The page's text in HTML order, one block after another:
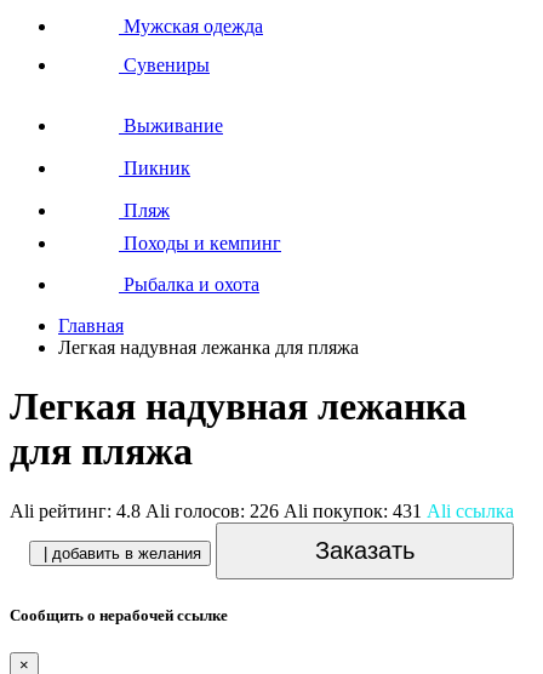
Мужская одежда
Сувениры
Выживание
Пикник
Пляж
Походы и кемпинг
Рыбалка и охота
Главная
Легкая надувная лежанка для пляжа
Легкая надувная лежанка
для пляжа
Ali рейтинг: 4.8 Ali голосов: 226 Ali покупок: 431 Ali ссылка
| добавить в желания Заказать
Сообщить о нерабочей ссылке
×